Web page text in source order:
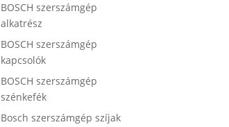
BOSCH szerszámgép
alkatrész
BOSCH szerszámgép
kapcsolók
BOSCH szerszámgép
szénkefék
Bosch szerszámgép szíjak